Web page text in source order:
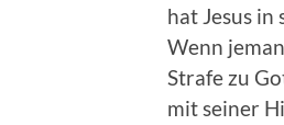
hat Jesus in
Wenn
Strafe zu
mit seiner